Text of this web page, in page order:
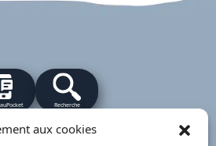
aux cookies
Recherche